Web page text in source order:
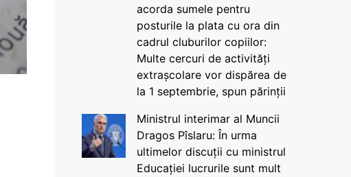
acorda sumele pentru
posturile la plata cu ora din
cadrul cluburilor copiilor:
Multe cercuri de activități
extrașcolare vor dispărea de
la 1 septembrie, spun părinții
Ministrul interimar al Muncii
Dragos Pîslaru: În urma
ultimelor discuții cu ministrul
Educației lucrurile sunt mult